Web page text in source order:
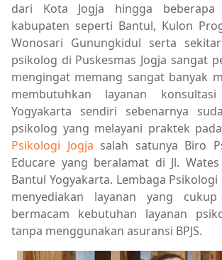
dari Kota Jogja hingga beberapa
kabupaten seperti Bantul, Kulon
Wonosari Gunungkidul serta
psikolog di Puskesmas Jogja sangat
mengingat memang sangat banyak
membutuhkan layanan
Yogyakarta sendiri sebenarnya
psikolog yang melayani praktek
Psikologi Jogja salah satunya Biro
Educare yang beralamat di Jl.
Bantul Yogyakarta. Lembaga
menyediakan layanan yang
bermacam kebutuhan layanan
tanpa menggunakan asuransi BPJS.